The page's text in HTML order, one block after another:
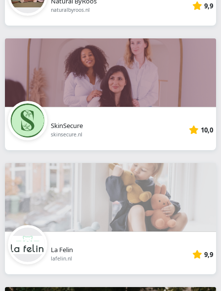
naturalbyroos.nl 9,9
SkinSecure
skinsecure.nl 10,0
La Felin
lafelin.nl 9,9